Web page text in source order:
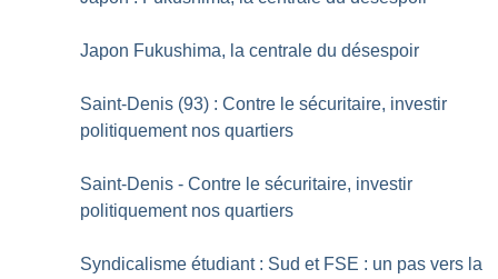
Japon Fukushima, la centrale du désespoir
Saint-Denis (93) : Contre le sécuritaire, investir
politiquement nos quartiers
Saint-Denis - Contre le sécuritaire, investir
politiquement nos quartiers
Syndicalisme étudiant : Sud et FSE : un pas vers la